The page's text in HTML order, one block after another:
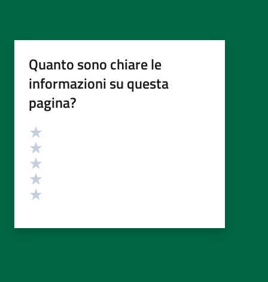
Quanto sono chiare le
informazioni su questa
pagina?
Valutazione